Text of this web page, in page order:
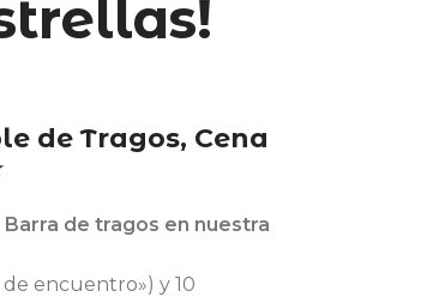
de Tragos, Cena
de tragos en nuestra
encuentro») y 10